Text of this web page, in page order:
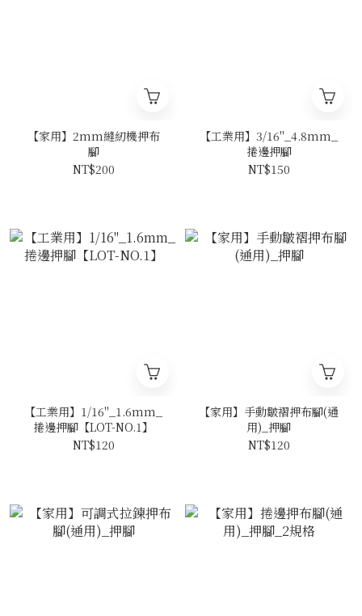
【家用】2mm縫紉機押布
腳
NT$200
【工業用】3/16"_4.8mm_
捲邊押腳
NT$150
【工業用】1/16"_1.6mm_
捲邊押腳【LOT-NO.1】
NT$120
【家用】手動皺褶押布腳(通
用)_押腳
NT$120